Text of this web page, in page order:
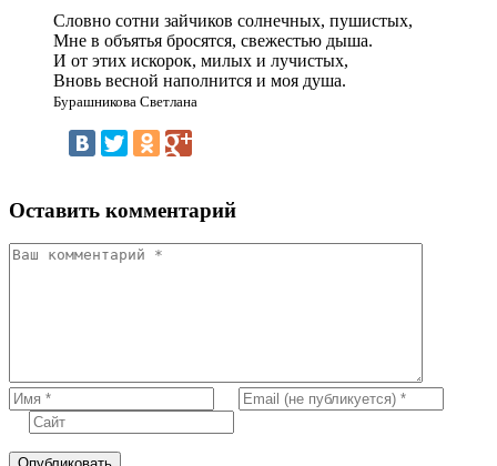
Словно сотни зайчиков солнечных, пушистых,
Мне в объятья бросятся, свежестью дыша.
И от этих искорок, милых и лучистых,
Вновь весной наполнится и моя душа.
Бурашникова Светлана
Оставить комментарий